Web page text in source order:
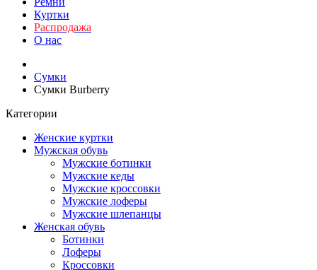
Куртки
Распродажа
О нас
Сумки
Сумки Burberry
Категории
Женские куртки
Мужская обувь
Мужские ботинки
Мужские кеды
Мужские кроссовки
Мужские лоферы
Мужские шлепанцы
Женская обувь
Ботинки
Лоферы
Кроссовки